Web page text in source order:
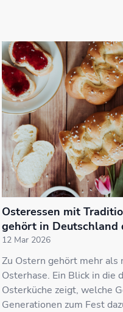
Osteressen mit
gehört in Deutschland
12 Mar 2026
Zu Ostern gehört mehr als
Osterhase. Ein Blick in die
Osterküche zeigt, welche
Generationen zum Fest